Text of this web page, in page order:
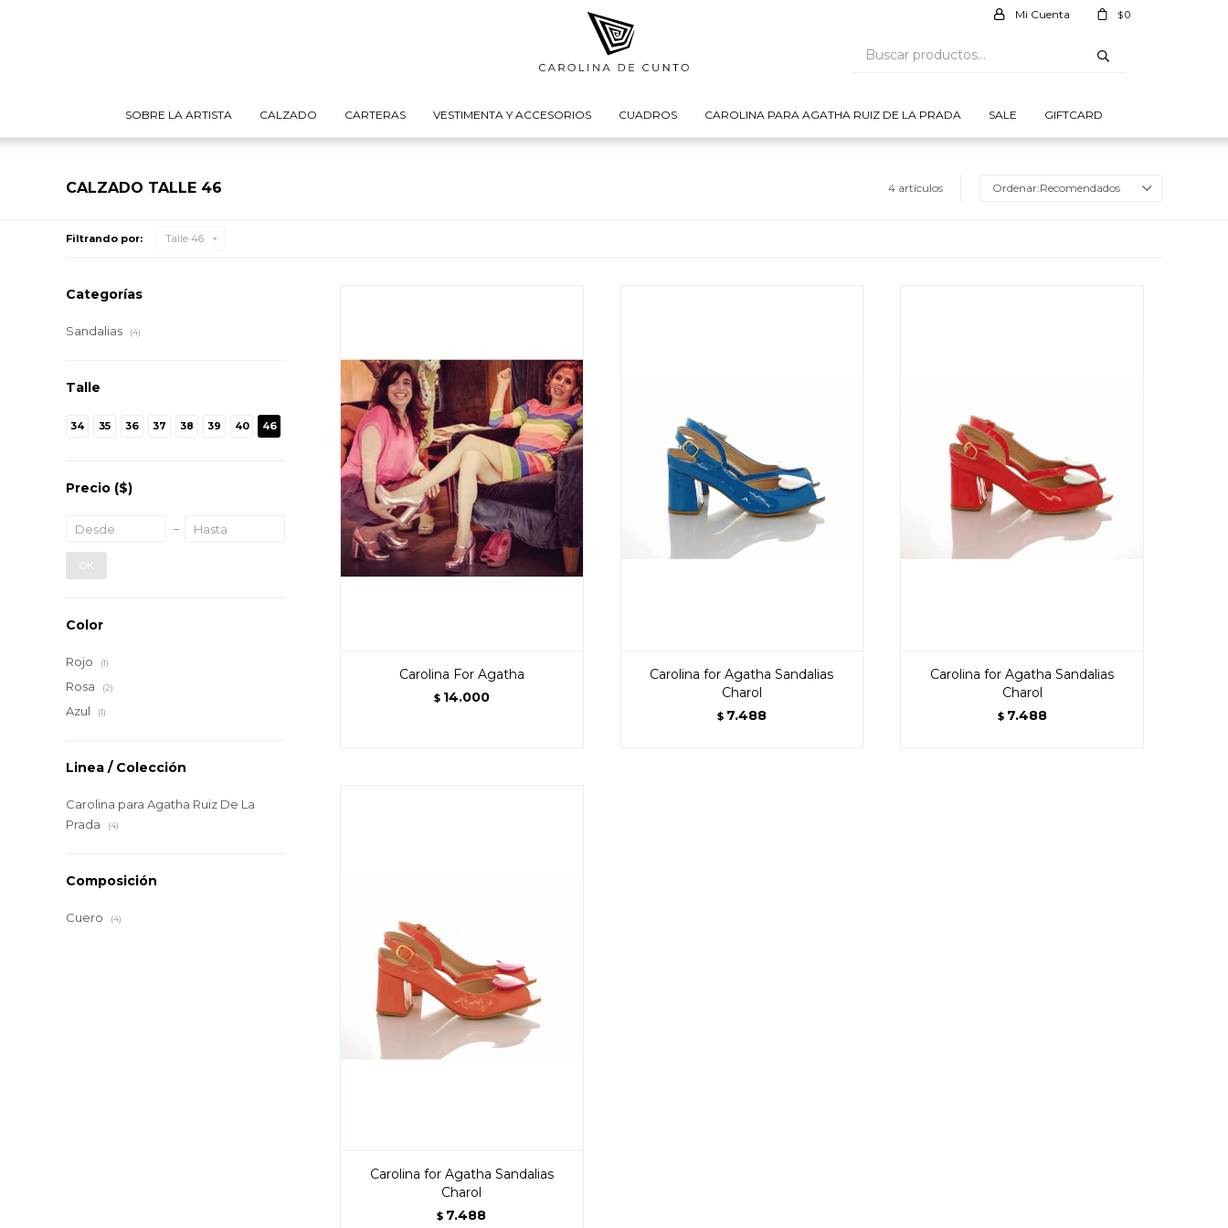
SOBRE LA ARTISTA CALZADO CARTERAS VESTIMENTA Y ACCESORIOS CUADROS CAROLINA PARA AGATHA RUIZ DE LA PRADA SALE GIFTCARD
$0
CALZADO TALLE 46 4 artículos Recomendados
Filtrando por: Talle 46
Carolina For Agatha
$ 14.000
Carolina for Agatha Sandalias
Charol
$ 7.488
Carolina for Agatha Sandalias
Charol
$ 7.488
Carolina for Agatha Sandalias
Charol
$ 7.488
Categorías
Sandalias (4)
Talle
34 35 36 37 38 39 40 46
Precio ($)
OK
Color
Rojo (1)
Rosa (2)
Azul (1)
Linea / Colección
Carolina para Agatha Ruiz De La
Prada
(4)
Composición
Cuero (4)